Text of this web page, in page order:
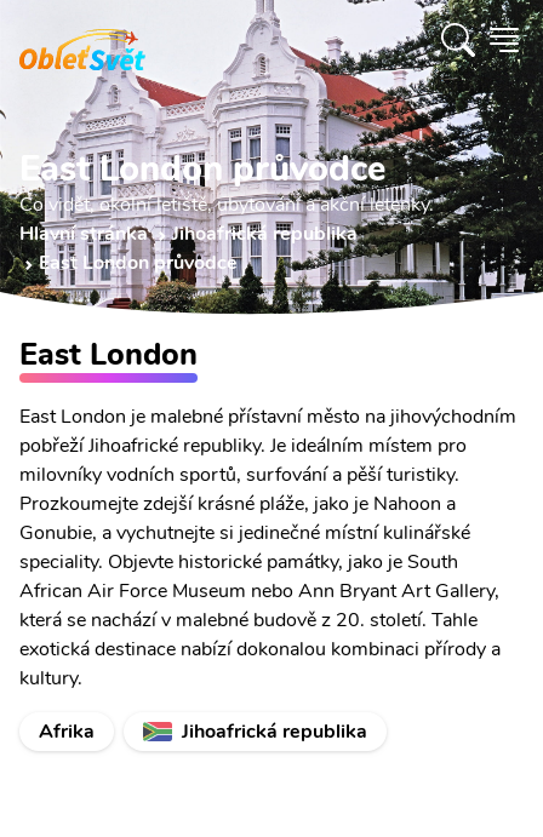
East London průvodce
Co vidět, okolní letiště, ubytování a akční letenky.
Hlavní stránka
Jihoafrická republika
East London průvodce
East London
East London je malebné přístavní město na jihovýchodním
pobřeží Jihoafrické republiky. Je ideálním místem pro
milovníky vodních sportů, surfování a pěší turistiky.
Prozkoumejte zdejší krásné pláže, jako je Nahoon a
Gonubie, a vychutnejte si jedinečné místní kulinářské
speciality. Objevte historické památky, jako je South
African Air Force Museum nebo Ann Bryant Art Gallery,
která se nachází v malebné budově z 20. století. Tahle
exotická destinace nabízí dokonalou kombinaci přírody a
kultury.
Afrika
Jihoafrická republika